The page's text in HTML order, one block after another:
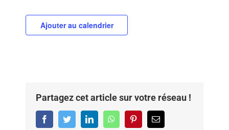
Ajouter au calendrier
Partagez cet article sur votre réseau !
FacebookTwitterLinkedInWhatsAppPinterestEmail